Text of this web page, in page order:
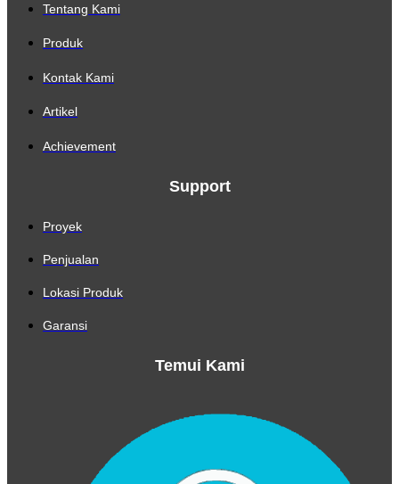
Tentang Kami
Produk
Kontak Kami
Artikel
Achievement
Support
Proyek
Penjualan
Lokasi Produk
Garansi
Temui Kami